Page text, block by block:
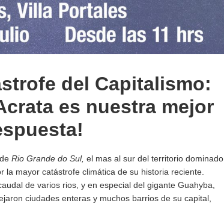
del Capitalismo:
es nuestra mejor
Rio Grande do Sul, el mas al sur del territorio dominado
la mayor catástrofe climática de su historia reciente.
de varios rios, y en especial del gigante Guahyba,
ciudades enteras y muchos barrios de su capital,